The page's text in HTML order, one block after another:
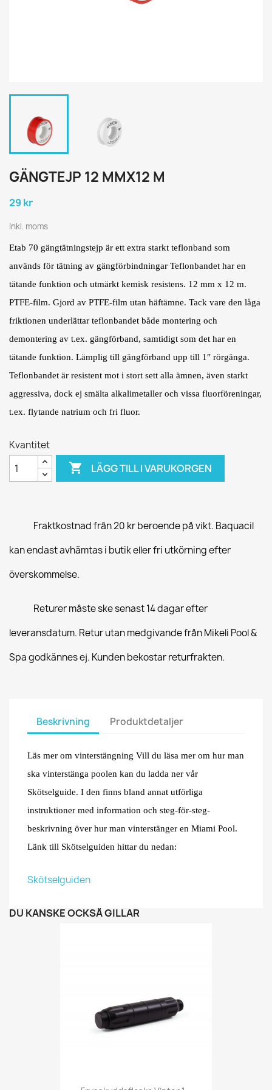
GÄNGTEJP 12 MMX12 M
29 kr
Inkl. moms
Etab 70 gängtätningstejp är ett extra starkt teflonband som
används för tätning av gängförbindningar Teflonbandet har en
tätande funktion och utmärkt kemisk resistens. 12 mm x 12 m.
PTFE-film. Gjord av PTFE-film utan häftämne. Tack vare den låga
friktionen underlättar teflonbandet både montering och
demontering av t.ex. gängförband, samtidigt som det har en
tätande funktion. Lämplig till gängförband upp till 1″ rörgänga.
Teflonbandet är resistent mot i stort sett alla ämnen, även starkt
aggressiva, dock ej smälta alkalimetaller och vissa fluorföreningar,
t.ex. flytande natrium och fri fluor.
Kvantitet
 LÄGG TILL I VARUKORGEN
Fraktkostnad från 20 kr beroende på vikt. Baquacil
kan endast avhämtas i butik eller fri utkörning efter
överskommelse.
Returer måste ske senast 14 dagar efter
leveransdatum. Retur utan medgivande från Mikeli Pool &
Spa godkännes ej. Kunden bekostar returfrakten.
Beskrivning Produktdetaljer
Läs mer om vinterstängning Vill du läsa mer om hur man
ska vinterstänga poolen kan du ladda ner vår
Skötselguide. I den finns bland annat utförliga
instruktioner med information och steg-för-steg-
beskrivning över hur man vinterstänger en Miami Pool.
Länk till Skötselguiden hittar du nedan:
Skötselguiden
DU KANSKE OCKSÅ GILLAR